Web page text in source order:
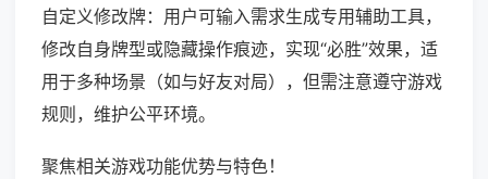
自定义修改牌：用户可输入需求生成专用辅助工具，
修改自身牌型或隐藏操作痕迹，实现“必胜”效果，适
用于多种场景（如与好友对局），但需注意遵守游戏
规则，维护公平环境。
聚焦相关游戏功能优势与特色！